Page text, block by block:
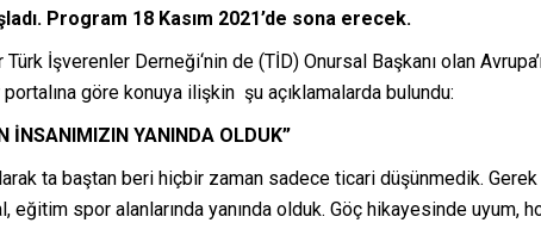
Program 18 Kasım 2021’de sona erecek.
İşverenler Derneği‘nin de (TİD) Onursal Başkanı olan
göre konuya ilişkin şu açıklamalarda bulundu:
İNSANIMIZIN YANINDA OLDUK”
ta baştan beri hiçbir zaman sadece ticari düşünmedik.
eğitim spor alanlarında yanında olduk. Göç hikayesinde